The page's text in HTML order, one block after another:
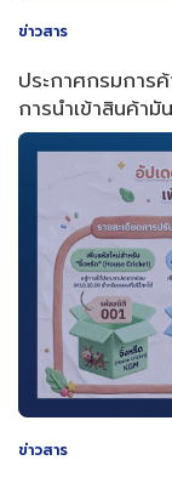
ข่าวสาร
ประกาศกรมการ
การนำเข้าสินค้า
ข่าวสาร